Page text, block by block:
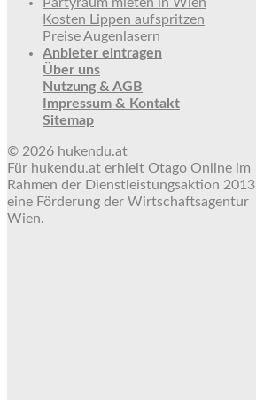
Kosten Lippen aufspritzen
Preise Augenlasern
Anbieter eintragen
Über uns
Nutzung & AGB
Impressum & Kontakt
Sitemap
© 2026 hukendu.at
Für hukendu.at erhielt Otago Online im
Rahmen der Dienstleistungsaktion 2013
eine Förderung der Wirtschaftsagentur
Wien.